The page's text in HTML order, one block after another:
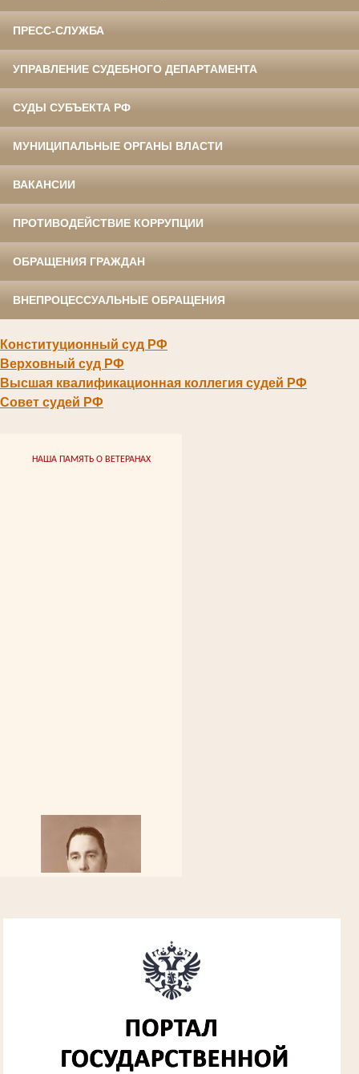
ПРЕСС-СЛУЖБА
УПРАВЛЕНИЕ СУДЕБНОГО ДЕПАРТАМЕНТА
СУДЫ СУБЪЕКТА РФ
МУНИЦИПАЛЬНЫЕ ОРГАНЫ ВЛАСТИ
ВАКАНСИИ
ПРОТИВОДЕЙСТВИЕ КОРРУПЦИИ
ОБРАЩЕНИЯ ГРАЖДАН
ВНЕПРОЦЕССУАЛЬНЫЕ ОБРАЩЕНИЯ
Конституционный суд РФ
Верховный суд РФ
Высшая квалификационная коллегия судей РФ
Совет судей РФ
НАША ПАМЯТЬ О ВЕТЕРАНАХ
Алферьев Сергей Григорьевич
Участник Великой Отечественной войны
Председатель Губкинского городского
в период с 1954 по 1982 гг.